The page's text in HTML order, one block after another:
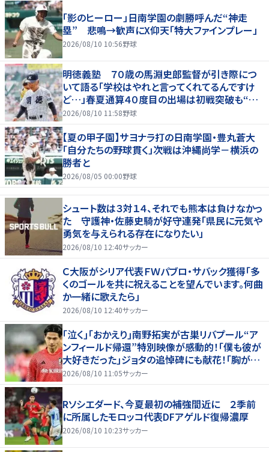
「影のヒーロー」日南学園の劇勝呼んだ“神走
塁” 悲鳴→歓声にX仰天「特大ファインプレー」
2026/08/10 10:56野球
明徳義塾 ７０歳の馬淵史郎監督が引き際につ
いて語る「学校はやれと言ってくれてるんですけ
ど…」春夏通算４０度目の出場は初戦突破も“馬
淵節”炸裂
2026/08/10 11:58野球
【夏の甲子園】サヨナラ打の日南学園・豊丸蒼大
「自分たちの野球貫く」次戦は沖縄尚学－横浜の
勝者と
2026/08/05 00:00野球
シュート数は３対１４、それでも熊本は負けなかっ
た 守護神・佐藤史騎が好守連発「県民に元気や
勇気を与えられる存在になりたい」
2026/08/10 12:40サッカー
Ｃ大阪がシリア代表ＦＷパブロ・サバック獲得「多
くのゴールを共に祝えることを望んでいます。何曲
か一緒に歌えたら」
2026/08/10 12:40サッカー
｢泣く｣｢おかえり｣南野拓実が古巣リバプール“ア
ンフィールド帰還”特別映像が感動的！｢僕も彼が
大好きだった｣ジョタの追悼碑にも献花！｢胸が熱
くなります…｣
2026/08/10 11:05サッカー
Rソシエダード、今夏最初の補強間近に ２季前
に所属したモロッコ代表DFアゲルド復帰濃厚
2026/08/10 10:23サッカー